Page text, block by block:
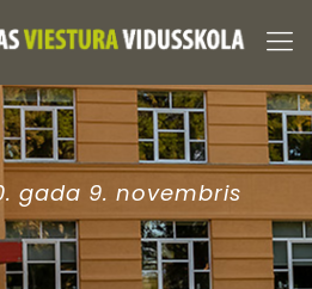
gada 9. novembris